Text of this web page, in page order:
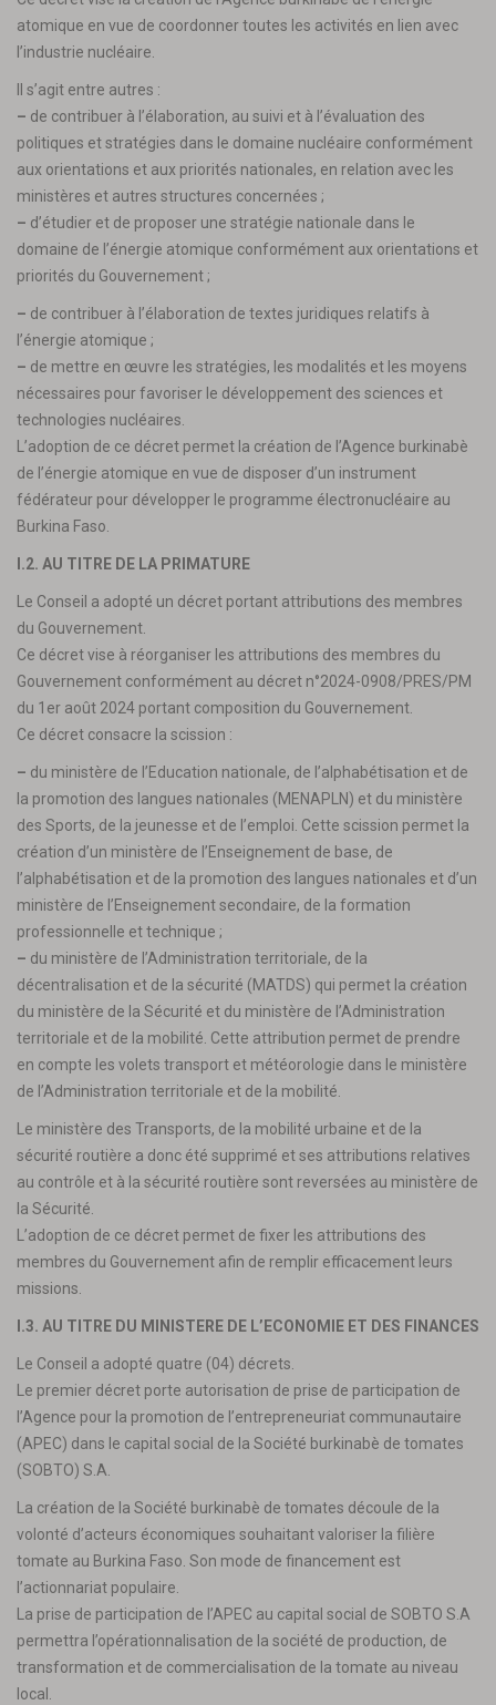
atomique en vue de coordonner toutes les activités en lien avec
l’industrie nucléaire.
Il s’agit entre autres :
– de contribuer à l’élaboration, au suivi et à l’évaluation des
politiques et stratégies dans le domaine nucléaire conformément
aux orientations et aux priorités nationales, en relation avec les
ministères et autres structures concernées ;
– d’étudier et de proposer une stratégie nationale dans le
domaine de l’énergie atomique conformément aux orientations et
priorités du Gouvernement ;
– de contribuer à l’élaboration de textes juridiques relatifs à
l’énergie atomique ;
– de mettre en œuvre les stratégies, les modalités et les moyens
nécessaires pour favoriser le développement des sciences et
technologies nucléaires.
L’adoption de ce décret permet la création de l’Agence burkinabè
de l’énergie atomique en vue de disposer d’un instrument
fédérateur pour développer le programme électronucléaire au
Burkina Faso.
I.2. AU TITRE DE LA PRIMATURE
Le Conseil a adopté un décret portant attributions des membres
du Gouvernement.
Ce décret vise à réorganiser les attributions des membres du
Gouvernement conformément au décret n°2024-0908/PRES/PM
du 1er août 2024 portant composition du Gouvernement.
Ce décret consacre la scission :
– du ministère de l’Education nationale, de l’alphabétisation et de
la promotion des langues nationales (MENAPLN) et du ministère
des Sports, de la jeunesse et de l’emploi. Cette scission permet la
création d’un ministère de l’Enseignement de base, de
l’alphabétisation et de la promotion des langues nationales et d’un
ministère de l’Enseignement secondaire, de la formation
professionnelle et technique ;
– du ministère de l’Administration territoriale, de la
décentralisation et de la sécurité (MATDS) qui permet la création
du ministère de la Sécurité et du ministère de l’Administration
territoriale et de la mobilité. Cette attribution permet de prendre
en compte les volets transport et météorologie dans le ministère
de l’Administration territoriale et de la mobilité.
Le ministère des Transports, de la mobilité urbaine et de la
sécurité routière a donc été supprimé et ses attributions relatives
au contrôle et à la sécurité routière sont reversées au ministère de
la Sécurité.
L’adoption de ce décret permet de fixer les attributions des
membres du Gouvernement afin de remplir efficacement leurs
missions.
I.3. AU TITRE DU MINISTERE DE L’ECONOMIE ET DES FINANCES
Le Conseil a adopté quatre (04) décrets.
Le premier décret porte autorisation de prise de participation de
l’Agence pour la promotion de l’entrepreneuriat communautaire
(APEC) dans le capital social de la Société burkinabè de tomates
(SOBTO) S.A.
La création de la Société burkinabè de tomates découle de la
volonté d’acteurs économiques souhaitant valoriser la filière
tomate au Burkina Faso. Son mode de financement est
l’actionnariat populaire.
La prise de participation de l’APEC au capital social de SOBTO S.A
permettra l’opérationnalisation de la société de production, de
transformation et de commercialisation de la tomate au niveau
local.